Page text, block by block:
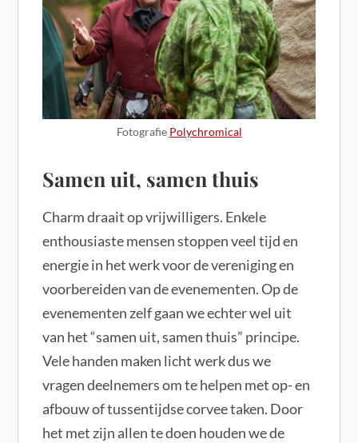
Fotografie Polychromical
Samen uit, samen thuis
Charm draait op vrijwilligers. Enkele
enthousiaste mensen stoppen veel tijd en
energie in het werk voor de vereniging en
voorbereiden van de evenementen. Op de
evenementen zelf gaan we echter wel uit
van het “samen uit, samen thuis” principe.
Vele handen maken licht werk dus we
vragen deelnemers om te helpen met op- en
afbouw of tussentijdse corvee taken. Door
het met zijn allen te doen houden we de